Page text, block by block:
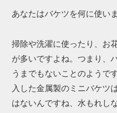
あなたはバケツを何に使い
掃除や洗濯に使ったり、お
が多いですよね。つまり、
うまでもないことのようで
入した金属製のミニバケツ
はないんですね、水もれし